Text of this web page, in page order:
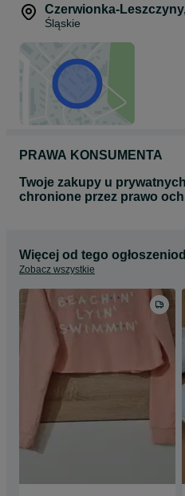
Czerwionka-Leszczyny
Śląskie
PRAWA KONSUMENTA
Twoje zakupy u
chronione przez prawo
Więcej od tego
Zobacz wszystkie